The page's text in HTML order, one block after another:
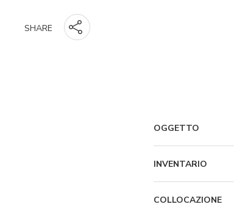
SHARE
OGGETTO
INVENTARIO
COLLOCAZIONE